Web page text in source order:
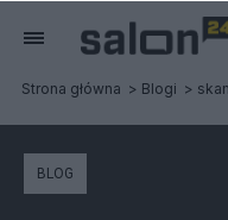
Strona główna Blogi
BLOG